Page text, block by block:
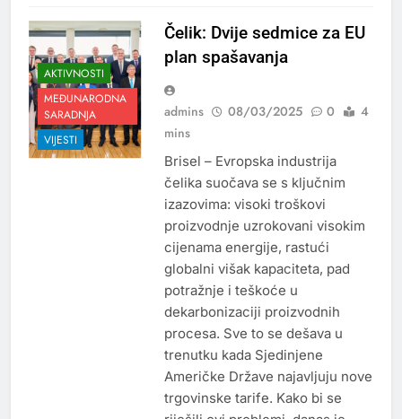
AKTIVNOSTI
MEĐUNARODNA
SARADNJA
VIJESTI
Čelik: Dvije sedmice za EU
plan spašavanja
admins 08/03/2025 0
4
mins
Brisel – Evropska industrija
čelika suočava se s ključnim
izazovima: visoki troškovi
proizvodnje uzrokovani visokim
cijenama energije, rastući
globalni višak kapaciteta, pad
potražnje i teškoće u
dekarbonizaciji proizvodnih
procesa. Sve to se dešava u
trenutku kada Sjedinjene
Američke Države najavljuju nove
trgovinske tarife. Kako bi se